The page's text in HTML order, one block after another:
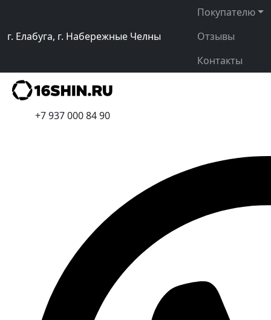
г. Елабуга, г. Набережные Челны
Покупателю
Отзывы
Контакты
+7 937 000 84 90